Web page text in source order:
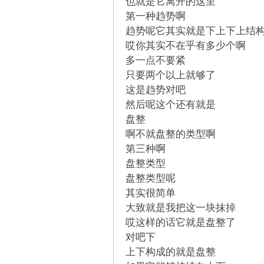
第一种趋势啊
趋势呢它其实就是下上下上结
哎你其实不在乎有多少个啊
多一点不要紧
只要两个以上就够了
这是趋势对吧
然后呢这个还有就是
盘整
啊不就盘整的类型啊
第三种啊
盘整类型
盘整类型呢
其实很简单
大致就是我把这一块抹掉
哎这样的话它就是盘整了
对吧下
上下构成的就是盘整